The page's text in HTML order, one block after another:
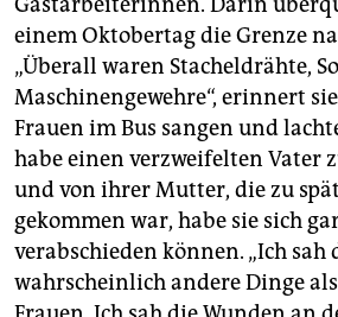
einem Oktobertag die Grenze
„Überall waren Stacheldrähte,
Maschinengewehre“, erinnert
Frauen im Bus sangen und
habe einen verzweifelten Vater
und von ihrer Mutter, die zu
gekommen war, habe sie sich
verabschieden können. „Ich sah
wahrscheinlich andere Dinge